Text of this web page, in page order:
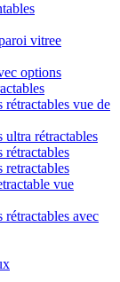
vitree
options
vue de
ultra rétractables
rétractables
retractables
vue
avec